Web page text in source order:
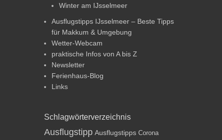
Winter am IJsselmeer
Ausflugstipps IJsselmeer – Beste Tipps
für Makkum & Umgebung
Wetter-Webcam
praktische Infos von A bis Z
Newsletter
Ferienhaus-Blog
Links
Schlagwörterverzeichnis
Ausflugstipp Ausflugstipps Corona